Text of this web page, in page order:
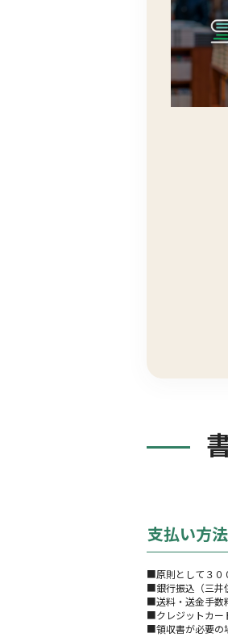
支払い方法
■原則として３０
■銀行振込（三井
■送料・送金手数
■クレジットカー
■領収書が必要の